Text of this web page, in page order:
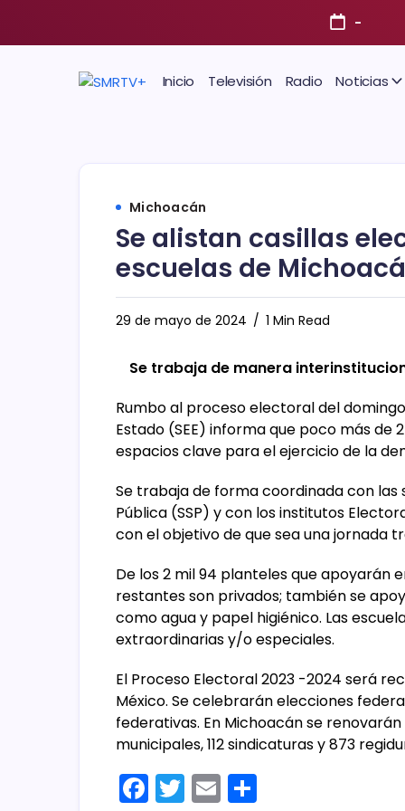
-
Inicio Televisión Radio Noticias
Michoacán
Se alistan casillas
escuelas de
29 de mayo de 2024 1 Min Read
Se trabaja de manera
Rumbo al proceso electoral del
Estado (SEE) informa que poco más
espacios clave para el ejercicio de la
Se trabaja de forma coordinada con
Pública (SSP) y con los institutos
con el objetivo de que sea una jornada
De los 2 mil 94 planteles que apoyarán
restantes son privados; también se
como agua y papel higiénico. Las
extraordinarias y/o especiales.
El Proceso Electoral 2023 -2024 será
México. Se celebrarán elecciones
federativas. En Michoacán se
municipales, 112 sindicaturas y 873
F T E